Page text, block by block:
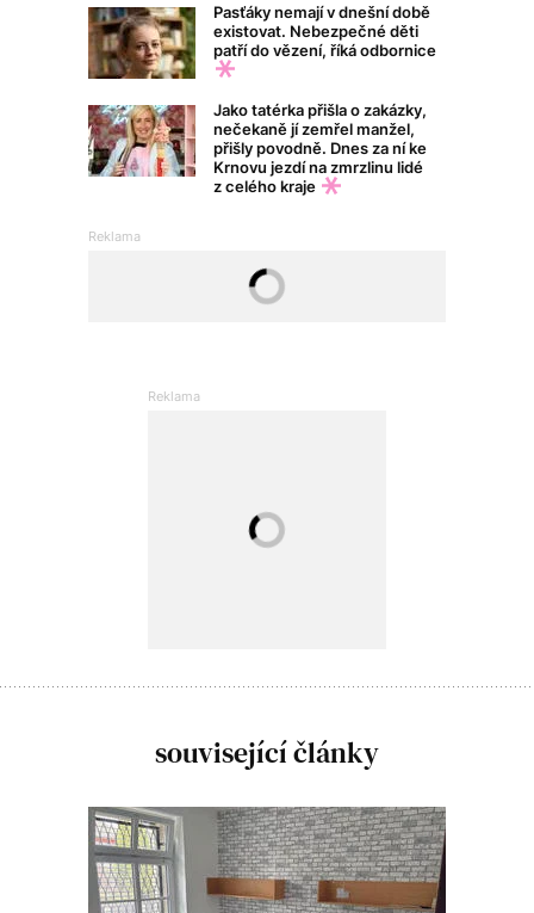
Pasťáky nemají v dnešní době
existovat. Nebezpečné děti
patří do vězení, říká odbornice
Jako tatérka přišla o zakázky,
nečekaně jí zemřel manžel,
přišly povodně. Dnes za ní ke
Krnovu jezdí na zmrzlinu lidé
z celého kraje
související články